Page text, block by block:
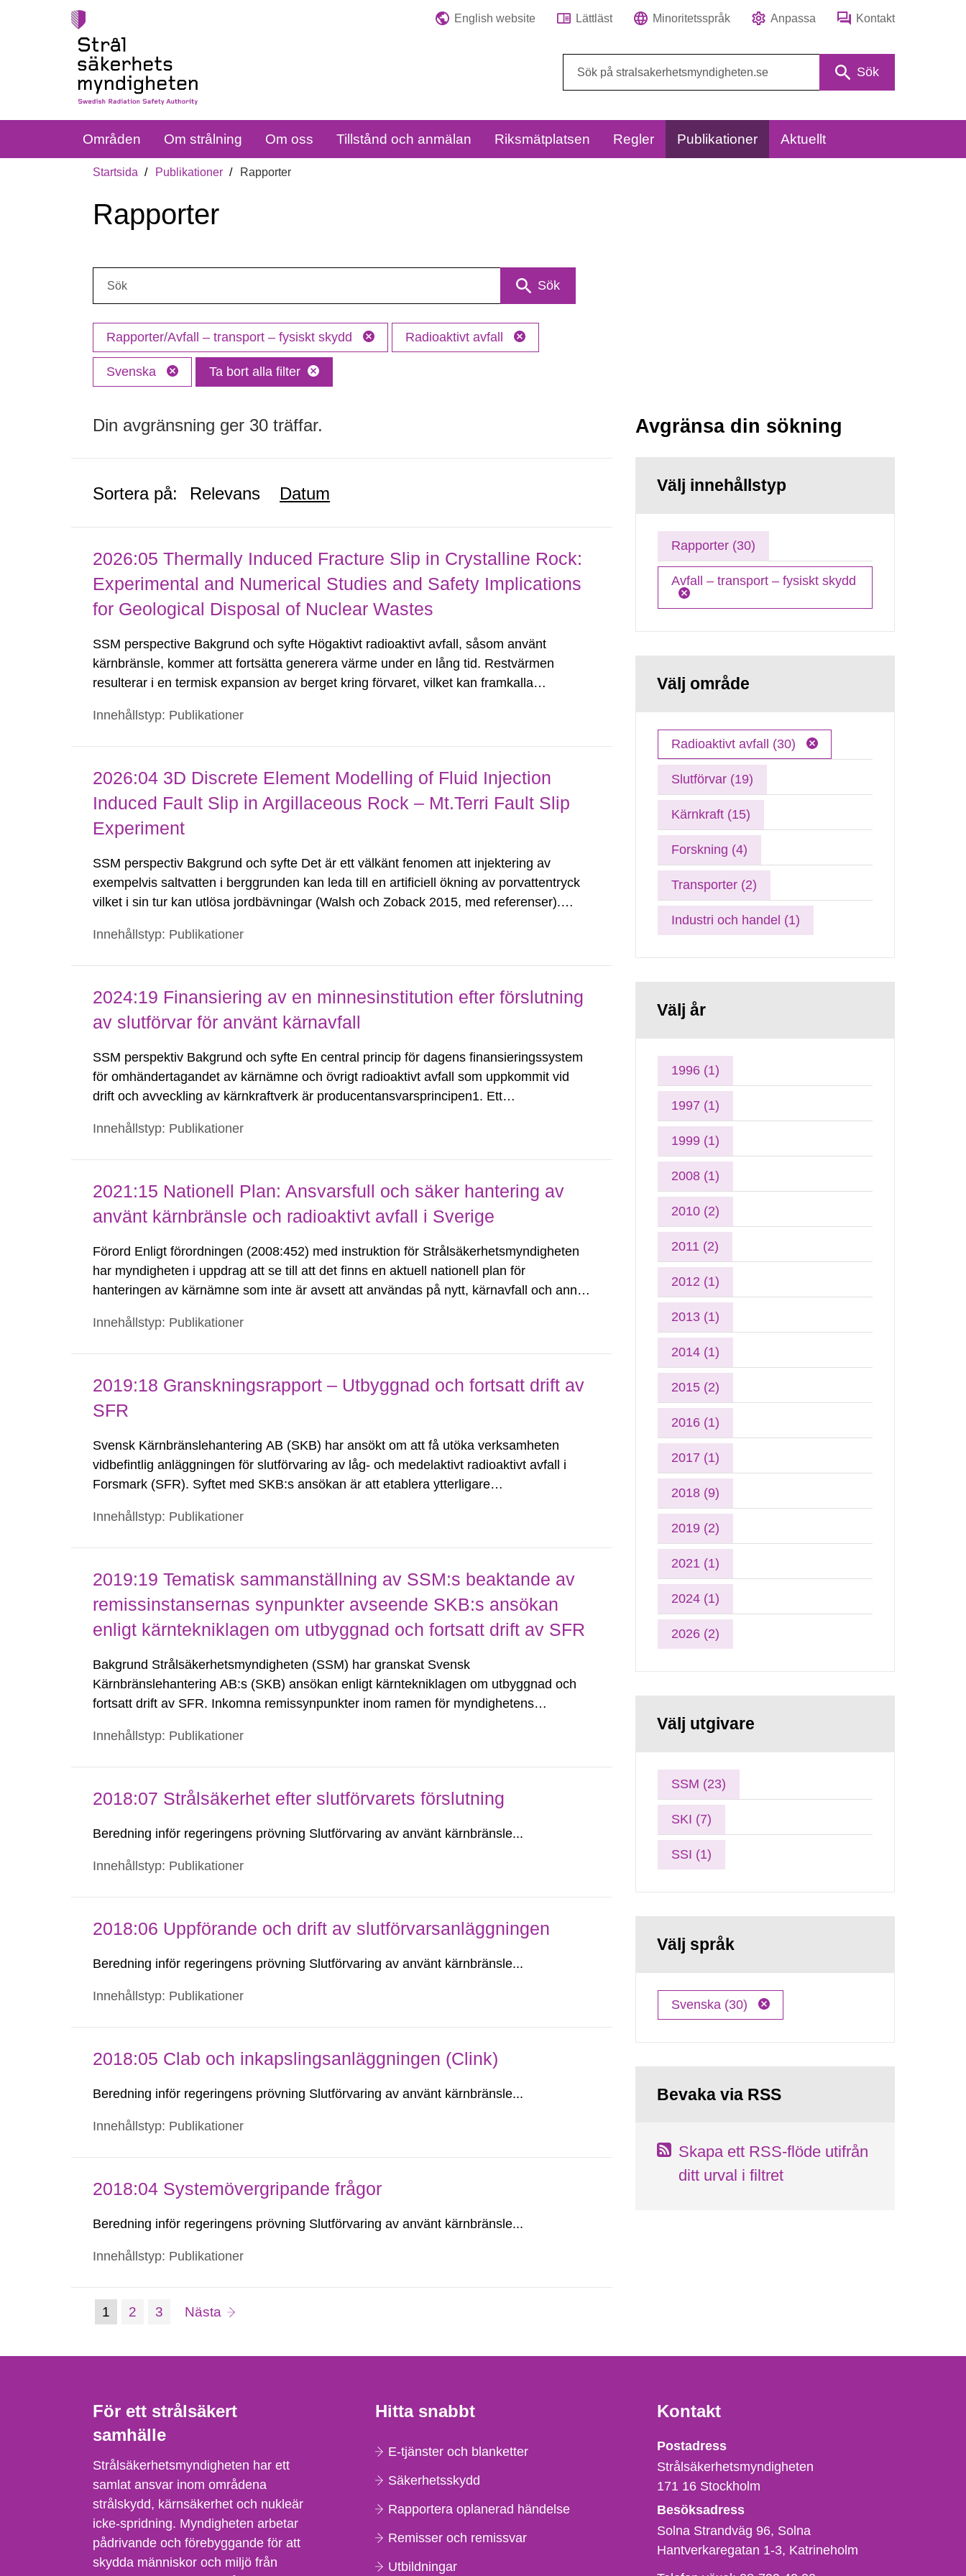
English website Lättläst Minoritetsspråk Anpassa Kontakt
Sök
Områden Om strålning Om oss Tillstånd och anmälan Riksmätplatsen Regler Publikationer Aktuellt
Startsida Publikationer Rapporter
Rapporter
Sök
Rapporter/Avfall – transport – fysiskt skydd Radioaktivt avfall
Svenska Ta bort alla filter
Din avgränsning ger 30 träffar.
Sortera på: Relevans Datum
2026:05 Thermally Induced Fracture Slip in Crystalline Rock:
Experimental and Numerical Studies and Safety Implications
for Geological Disposal of Nuclear Wastes
SSM perspective Bakgrund och syfte Högaktivt radioaktivt avfall, såsom använt
kärnbränsle, kommer att fortsätta generera värme under en lång tid. Restvärmen
resulterar i en termisk expansion av berget kring förvaret, vilket kan framkalla
glidning längs...
Innehållstyp: Publikationer
2026:04 3D Discrete Element Modelling of Fluid Injection
Induced Fault Slip in Argillaceous Rock – Mt.Terri Fault Slip
Experiment
SSM perspectiv Bakgrund och syfte Det är ett välkänt fenomen att injektering av
exempelvis saltvatten i berggrunden kan leda till en artificiell ökning av porvattentryck
vilket i sin tur kan utlösa jordbävningar (Walsh och Zoback 2015, med referenser).
de...
Innehållstyp: Publikationer
2024:19 Finansiering av en minnesinstitution efter förslutning
av slutförvar för använt kärnavfall
SSM perspektiv Bakgrund och syfte En central princip för dagens finansieringssystem
för omhändertagandet av kärnämne och övrigt radioaktivt avfall som uppkommit vid
drift och avveckling av kärnkraftverk är producentansvarsprincipen1. Ett
Kärnavfallsfonden. I tillägg...
Innehållstyp: Publikationer
2021:15 Nationell Plan: Ansvarsfull och säker hantering av
använt kärnbränsle och radioaktivt avfall i Sverige
Förord Enligt förordningen (2008:452) med instruktion för Strålsäkerhetsmyndigheten
har myndigheten i uppdrag att se till att det finns en aktuell nationell plan för
hanteringen av kärnämne som inte är avsett att användas på nytt, kärnavfall och annat
Innehållstyp: Publikationer
2019:18 Granskningsrapport – Utbyggnad och fortsatt drift av
SFR
Svensk Kärnbränslehantering AB (SKB) har ansökt om att få utöka verksamheten
vidbefintlig anläggningen för slutförvaring av låg- och medelaktivt radioaktivt avfall i
Forsmark (SFR). Syftet med SKB:s ansökan är att etablera ytterligare
avfall...
Innehållstyp: Publikationer
2019:19 Tematisk sammanställning av SSM:s beaktande av
remissinstansernas synpunkter avseende SKB:s ansökan
enligt kärntekniklagen om utbyggnad och fortsatt drift av SFR
Bakgrund Strålsäkerhetsmyndigheten (SSM) har granskat Svensk
Kärnbränslehantering AB:s (SKB) ansökan enligt kärntekniklagen om utbyggnad och
fortsatt drift av SFR. Inkomna remissynpunkter inom ramen för myndighetens
(Granskningsrapport – Utbyggnad och fortsatt drift av SFR;...
Innehållstyp: Publikationer
2018:07 Strålsäkerhet efter slutförvarets förslutning
Beredning inför regeringens prövning Slutförvaring av använt kärnbränsle...
Innehållstyp: Publikationer
2018:06 Uppförande och drift av slutförvarsanläggningen
Beredning inför regeringens prövning Slutförvaring av använt kärnbränsle...
Innehållstyp: Publikationer
2018:05 Clab och inkapslingsanläggningen (Clink)
Beredning inför regeringens prövning Slutförvaring av använt kärnbränsle...
Innehållstyp: Publikationer
2018:04 Systemövergripande frågor
Beredning inför regeringens prövning Slutförvaring av använt kärnbränsle...
Innehållstyp: Publikationer
Gå
till
1 (nuvarande
Sida:
2 Sida:
3 Nästa sida
Avgränsa din sökning
Välj innehållstyp
Rapporter (30)
Avfall – transport – fysiskt skydd
Välj område
Radioaktivt avfall (30)
Slutförvar (19)
Kärnkraft (15)
Forskning (4)
Transporter (2)
Industri och handel (1)
Välj år
1996 (1)
1997 (1)
1999 (1)
2008 (1)
2010 (2)
2011 (2)
2012 (1)
2013 (1)
2014 (1)
2015 (2)
2016 (1)
2017 (1)
2018 (9)
2019 (2)
2021 (1)
2024 (1)
2026 (2)
Välj utgivare
SSM (23)
SKI (7)
SSI (1)
Välj språk
Svenska (30)
Bevaka via RSS
Skapa ett RSS-flöde utifrån
ditt urval i filtret
För ett strålsäkert
samhälle
Strålsäkerhetsmyndigheten har ett
samlat ansvar inom områdena
strålskydd, kärnsäkerhet och nukleär
icke-spridning. Myndigheten arbetar
pådrivande och förebyggande för att
skydda människor och miljö från
Hitta snabbt
E-tjänster och blanketter
Säkerhetsskydd
Rapportera oplanerad händelse
Remisser och remissvar
Utbildningar
Kontakt
Strålsäkerhetsmyndigheten
Postadress
Strålsäkerhetsmyndigheten
171 16 Stockholm
Besöksadress
Solna Strandväg 96, Solna
Hantverkaregatan 1-3 Katrineholm